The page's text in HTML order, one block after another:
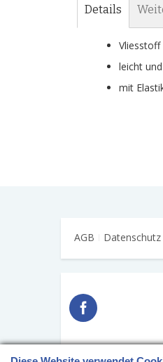
Details
Vliesstoff
leicht
mit
AGB Datenschutz